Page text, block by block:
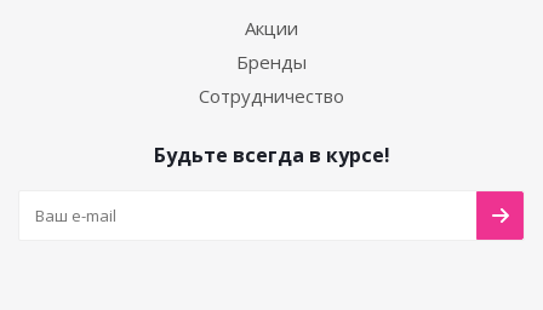
Акции
Бренды
Сотрудничество
Будьте всегда в курсе!